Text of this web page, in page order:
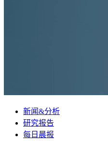
新闻&分析
研究报告
每日晨报